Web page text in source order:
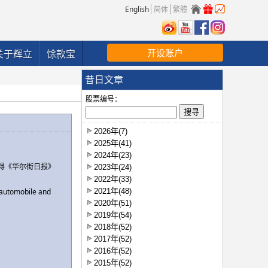
English 简体 繁體
于辉立 馀款宝 开设账户
华尔街日报》
and
昔日文章
股票编号：
2026年(7)
2025年(41)
2024年(23)
2023年(24)
2022年(33)
2021年(48)
2020年(51)
2019年(54)
2018年(52)
2017年(52)
2016年(52)
2015年(52)